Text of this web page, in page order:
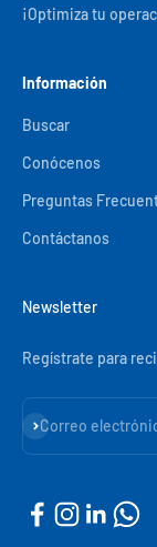
¡Optimiza tu
Información
Buscar
Conócenos
Preguntas
Contáctanos
Newsletter
Regístrate para
Correo
Suscribirse